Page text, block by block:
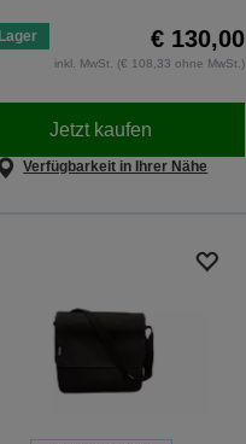
€ 130,00
inkl. MwSt. (€ 108,33 ohne MwSt.)
Jetzt kaufen
Verfügbarkeit in Ihrer Nähe